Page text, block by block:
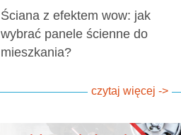
Ściana z efektem wow: jak
wybrać panele ścienne do
mieszkania?
czytaj więcej ->